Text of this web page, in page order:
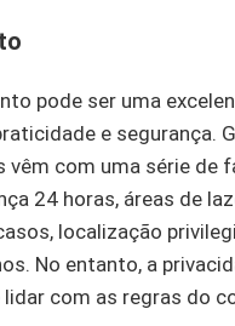
pode ser uma
e segurança.
vêm com uma série de
24 horas, áreas de
localização
No entanto, a
com as regras do